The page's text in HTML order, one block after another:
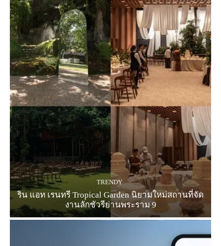
TRENDY
ริน แอท เรนทรี Tropical Garden นิยามใหม่สถานที่จัด
งานลักชัวรีย่านพระราม 9